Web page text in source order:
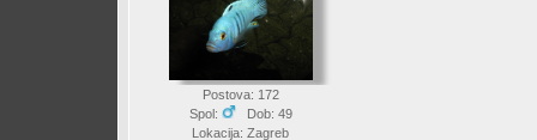
Postova: 172
Spol:
Dob: 49
Lokacija: Zagreb